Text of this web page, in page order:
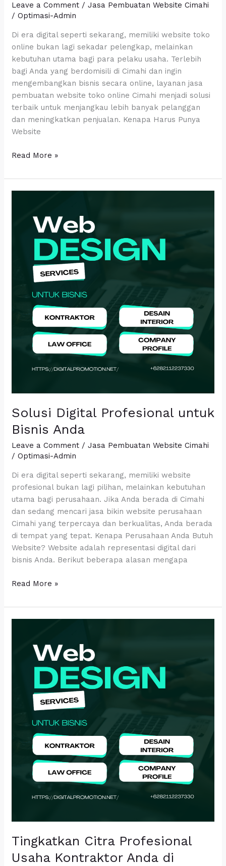
Leave a Comment /Jasa Pembuatan Website Cimahi
/Optimasi-Admin
Di era digital seperti sekarang, memiliki website toko
online bukan lagi sekadar pelengkap, melainkan
kebutuhan utama bagi para pelaku usaha. Terlebih
bagi Anda yang berdomisili di Cimahi dan ingin
mengembangkan bisnis secara online, layanan jasa
pembuatan website toko online Cimahi menjadi solusi
terbaik untuk menjangkau lebih banyak pelanggan
dan meningkatkan penjualan. Kenapa Harus Punya
Website
Toko
Online
Cimahi
Read More »
Solusi Digital Profesional untuk
Bisnis Anda
Leave a Comment /Jasa Pembuatan Website Cimahi
/Optimasi-Admin
Di era digital seperti sekarang, memiliki website
profesional bukan lagi pilihan, melainkan kebutuhan
utama bagi perusahaan. Jika Anda berada di Cimahi
dan sedang mencari jasa bikin website perusahaan
Cimahi yang terpercaya dan berkualitas, Anda berada
di tempat yang tepat. Kenapa Perusahaan Anda Butuh
Website? Website adalah representasi digital dari
bisnis Anda. Berikut beberapa alasan mengapa
Profesional
Read More »
Tingkatkan Citra Profesional
Usaha Kontraktor Anda di
Profesional
Kontraktor
Leuwigajah
Cimahi
Bersama
DigitalPromotion.net